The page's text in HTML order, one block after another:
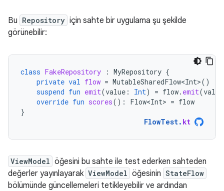
Bu Repository için sahte bir uygulama şu şekilde
görünebilir:
class FakeRepository : MyRepository {
private val flow = MutableSharedFlow<Int>()
suspend fun emit(value : Int) = flow. emit(value
override fun scores(): Flow<Int> = flow
}
FlowTest. kt
ViewModel öğesini bu sahte ile test ederken sahteden
değerler yayınlayarak ViewModel öğesinin StateFlow
bölümünde güncellemeleri tetikleyebilir ve ardından